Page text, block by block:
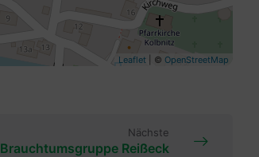
Leaflet | © OpenStreetMap
Nächste
Brauchtumsgruppe Reißeck